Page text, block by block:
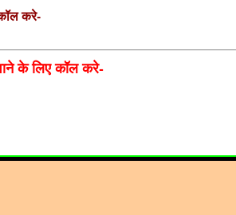
करे-
के लिए कॉल करे-